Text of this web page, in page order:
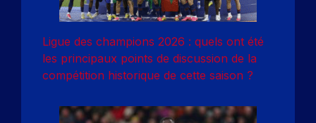
Ligue des champions 2026 : quels ont été
les principaux points de discussion de la
compétition historique de cette saison ?